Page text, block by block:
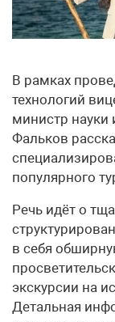
В рамках
технологий
министр науки
Фальков
популярного
Речь идёт о
в себя
экскурсии на
Детальная